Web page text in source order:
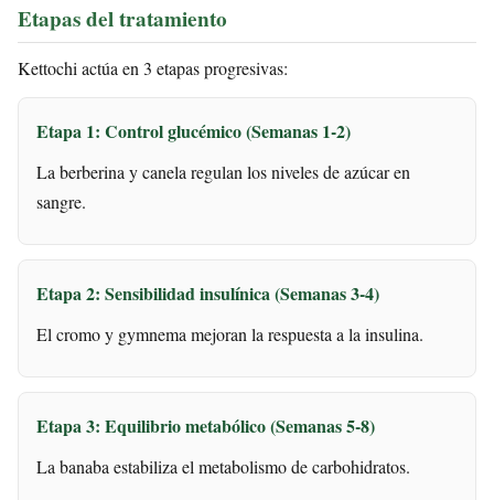
Etapas del tratamiento
Kettochi actúa en 3 etapas progresivas:
Etapa 1: Control glucémico (Semanas 1-2)
La berberina y canela regulan los niveles de azúcar en
sangre.
Etapa 2: Sensibilidad insulínica (Semanas 3-4)
El cromo y gymnema mejoran la respuesta a la insulina.
Etapa 3: Equilibrio metabólico (Semanas 5-8)
La banaba estabiliza el metabolismo de carbohidratos.